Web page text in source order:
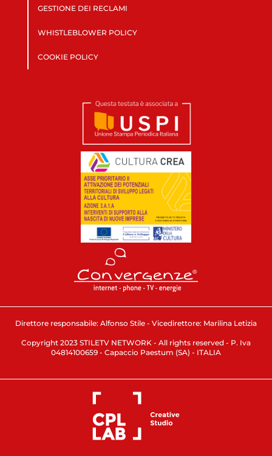
GESTIONE DEI RECLAMI
WHISTLEBLOWER POLICY
COOKIE POLICY
Direttore responsabile: Alfonso Stile - Vicedirettore: Marilina Letizia
Copyright 2023 STILETV NETWORK - All rights reserved - P. Iva
04814100659 - Capaccio Paestum (SA) - ITALIA